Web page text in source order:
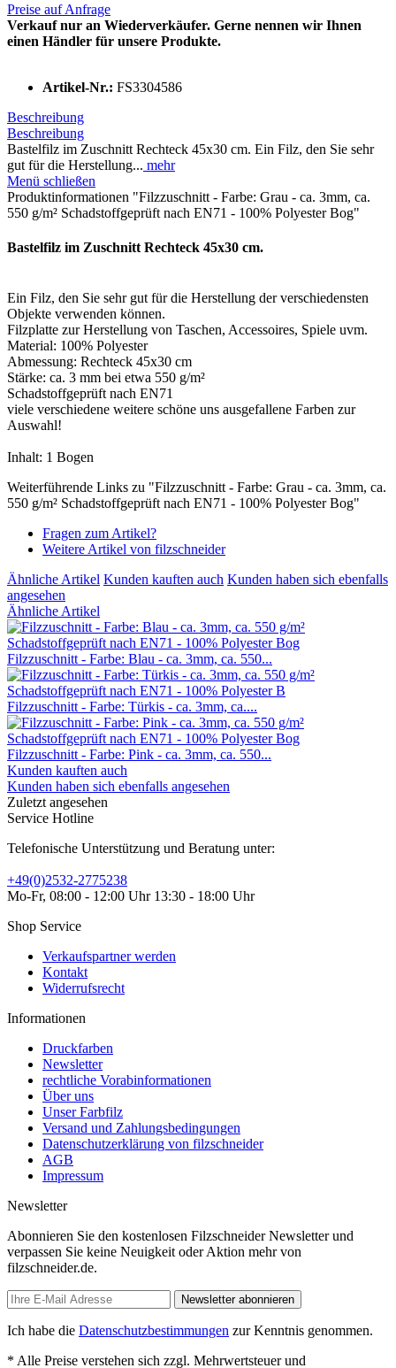
Preise auf Anfrage
Verkauf nur an Wiederverkäufer. Gerne nennen wir Ihnen
einen Händler für unsere Produkte.
Artikel-Nr.: FS3304586
Beschreibung
Beschreibung
Bastelfilz im Zuschnitt Rechteck 45x30 cm. Ein Filz, den Sie sehr
gut für die Herstellung... mehr
Menü schließen
Produktinformationen "Filzzuschnitt - Farbe: Grau - ca. 3mm, ca.
550 g/m² Schadstoffgeprüft nach EN71 - 100% Polyester Bog"
Bastelfilz im Zuschnitt Rechteck 45x30 cm.
Ein Filz, den Sie sehr gut für die Herstellung der verschiedensten
Objekte verwenden können.
Filzplatte zur Herstellung von Taschen, Accessoires, Spiele uvm.
Material: 100% Polyester
Abmessung: Rechteck 45x30 cm
Stärke: ca. 3 mm bei etwa 550 g/m²
Schadstoffgeprüft nach EN71
viele verschiedene weitere schöne uns ausgefallene Farben zur
Auswahl!
Inhalt: 1 Bogen
Weiterführende Links zu "Filzzuschnitt - Farbe: Grau - ca. 3mm, ca.
550 g/m² Schadstoffgeprüft nach EN71 - 100% Polyester Bog"
Fragen zum Artikel?
Weitere Artikel von filzschneider
Ähnliche Artikel Kunden kauften auch Kunden haben sich ebenfalls
angesehen
Ähnliche Artikel
Filzzuschnitt - Farbe: Blau - ca. 3mm, ca. 550...
Filzzuschnitt - Farbe: Türkis - ca. 3mm, ca....
Filzzuschnitt - Farbe: Pink - ca. 3mm, ca. 550...
Kunden kauften auch
Kunden haben sich ebenfalls angesehen
Zuletzt angesehen
Service Hotline
Telefonische Unterstützung und Beratung unter:
+49(0)2532-2775238
Mo-Fr, 08:00 - 12:00 Uhr 13:30 - 18:00 Uhr
Shop Service
Verkaufspartner werden
Kontakt
Widerrufsrecht
Informationen
Druckfarben
Newsletter
rechtliche Vorabinformationen
Über uns
Unser Farbfilz
Versand und Zahlungsbedingungen
Datenschutzerklärung von filzschneider
AGB
Impressum
Newsletter
Abonnieren Sie den kostenlosen Filzschneider Newsletter und
verpassen Sie keine Neuigkeit oder Aktion mehr von
filzschneider.de.
Newsletter abonnieren
Ich habe die Datenschutzbestimmungen zur Kenntnis genommen.
* Alle Preise verstehen sich zzgl. Mehrwertsteuer und